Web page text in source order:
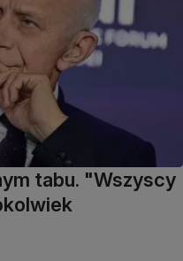
tabu. "Wszyscy